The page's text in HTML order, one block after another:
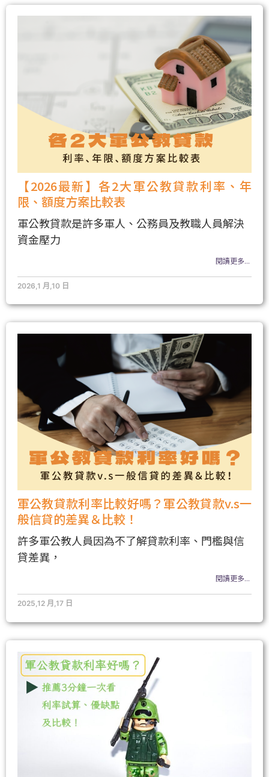
【2026最新】各2大軍公教貸款利率、年
限、額度方案比較表
軍公教貸款是許多軍人、公務員及教職人員解決
資金壓力
閱讀更多...
2026,1 月,10 日
軍公教貸款利率比較好嗎？軍公教貸款v.s一
般信貸的差異＆比較！
許多軍公教人員因為不了解貸款利率、門檻與信
貸差異，
閱讀更多...
2025,12 月,17 日